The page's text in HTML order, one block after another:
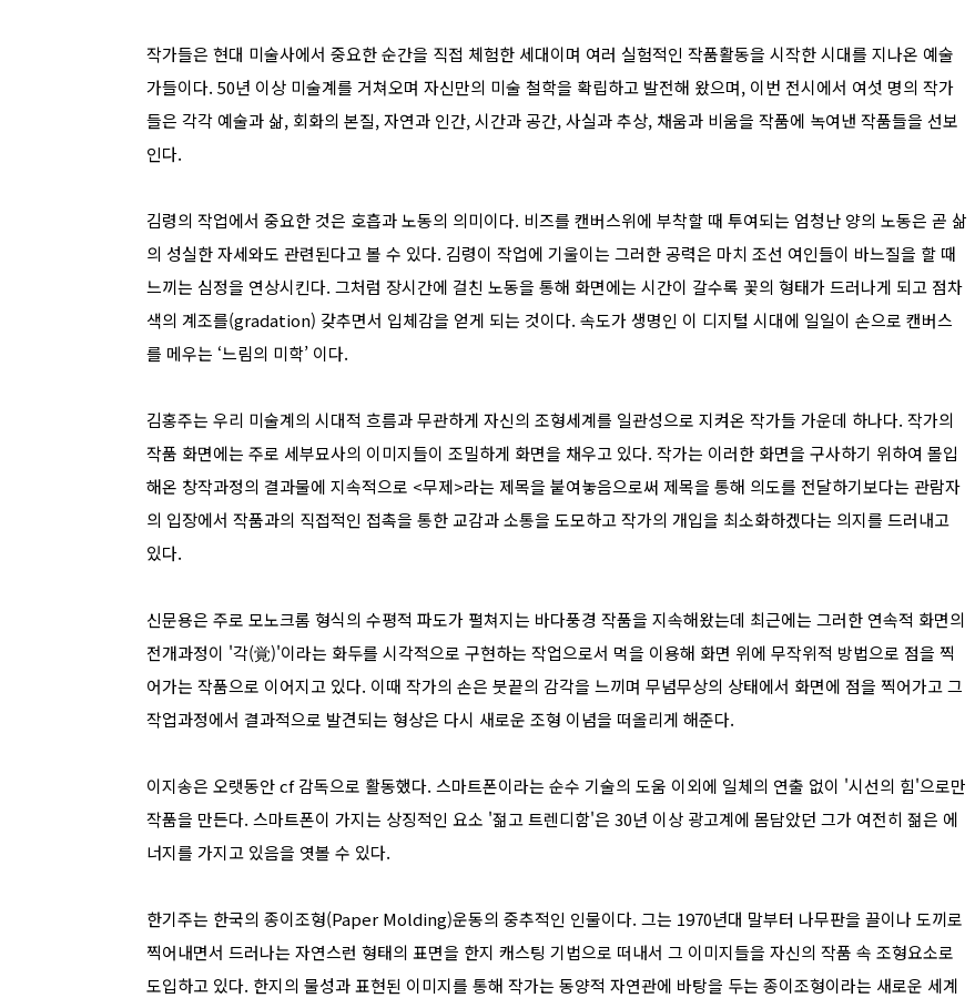
작가들은 현대 미술사에서 중요한 순간을 직접 체험한 세대이며 여러 실험적인 작품활동을 시작한 시대를 지나온 예술
가들이다. 50년 이상 미술계를 거쳐오며 자신만의 미술 철학을 확립하고 발전해 왔으며, 이번 전시에서 여섯 명의 작가
들은 각각 예술과 삶, 회화의 본질, 자연과 인간, 시간과 공간, 사실과 추상, 채움과 비움을 작품에 녹여낸 작품들을 선보
인다.
김령의 작업에서 중요한 것은 호흡과 노동의 의미이다. 비즈를 캔버스위에 부착할 때 투여되는 엄청난 양의 노동은 곧 삶
의 성실한 자세와도 관련된다고 볼 수 있다. 김령이 작업에 기울이는 그러한 공력은 마치 조선 여인들이 바느질을 할 때
느끼는 심정을 연상시킨다. 그처럼 장시간에 걸친 노동을 통해 화면에는 시간이 갈수록 꽃의 형태가 드러나게 되고 점차
색의 계조를(gradation) 갖추면서 입체감을 얻게 되는 것이다. 속도가 생명인 이 디지털 시대에 일일이 손으로 캔버스
를 메우는 ‘느림의 미학’ 이다.
김홍주는 우리 미술계의 시대적 흐름과 무관하게 자신의 조형세계를 일관성으로 지켜온 작가들 가운데 하나다. 작가의
작품 화면에는 주로 세부묘사의 이미지들이 조밀하게 화면을 채우고 있다. 작가는 이러한 화면을 구사하기 위하여 몰입
해온 창작과정의 결과물에 지속적으로 <무제>라는 제목을 붙여놓음으로써 제목을 통해 의도를 전달하기보다는 관람자
의 입장에서 작품과의 직접적인 접촉을 통한 교감과 소통을 도모하고 작가의 개입을 최소화하겠다는 의지를 드러내고
있다.
신문용은 주로 모노크롬 형식의 수평적 파도가 펼쳐지는 바다풍경 작품을 지속해왔는데 최근에는 그러한 연속적 화면의
전개과정이 '각(覚)'이라는 화두를 시각적으로 구현하는 작업으로서 먹을 이용해 화면 위에 무작위적 방법으로 점을 찍
어가는 작품으로 이어지고 있다. 이때 작가의 손은 붓끝의 감각을 느끼며 무념무상의 상태에서 화면에 점을 찍어가고 그
작업과정에서 결과적으로 발견되는 형상은 다시 새로운 조형 이념을 떠올리게 해준다.
이지송은 오랫동안 cf 감독으로 활동했다. 스마트폰이라는 순수 기술의 도움 이외에 일체의 연출 없이 '시선의 힘'으로만
작품을 만든다. 스마트폰이 가지는 상징적인 요소 '젊고 트렌디함'은 30년 이상 광고계에 몸담았던 그가 여전히 젊은 에
너지를 가지고 있음을 엿볼 수 있다.
한기주는 한국의 종이조형(Paper Molding)운동의 중추적인 인물이다. 그는 1970년대 말부터 나무판을 끌이나 도끼로
찍어내면서 드러나는 자연스런 형태의 표면을 한지 캐스팅 기법으로 떠내서 그 이미지들을 자신의 작품 속 조형요소로
도입하고 있다. 한지의 물성과 표현된 이미지를 통해 작가는 동양적 자연관에 바탕을 두는 종이조형이라는 새로운 세계